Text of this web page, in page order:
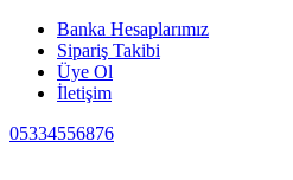
Banka Hesaplarımız
Sipariş Takibi
Üye Ol
İletişim
05334556876